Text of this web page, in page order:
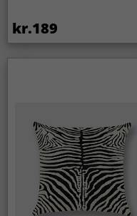
kr.189